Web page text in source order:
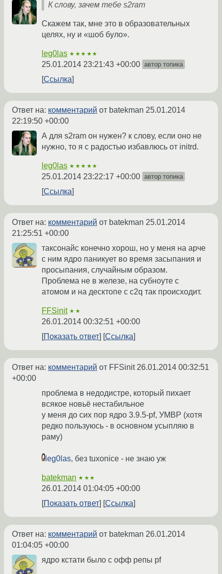
К слову, зачем тебе s2ram
Скажем так, мне это в образовательных
целях, ну и «шоб було».
leg0las ★★★★★
25.01.2014 23:21:43 +00:00 автор топика
Ссылка
Ответ на: комментарий от batekman 25.01.2014
22:19:50 +00:00
А для s2ram он нужен? к слову, если оно не
нужно, то я с радостью избавлюсь от initrd.
leg0las ★★★★★
25.01.2014 23:22:17 +00:00 автор топика
Ссылка
Ответ на: комментарий от batekman 25.01.2014
21:25:51 +00:00
таксонайс конечно хорош, но у меня на арче
с ним ядро паникует во время засыпания и
просыпания, случайным образом.
Проблема не в железе, на субноуте с
атомом и на десктопе с c2q так происходит.
FFSinit ★★
26.01.2014 00:32:51 +00:00
Показать ответ
Ссылка
Ответ на: комментарий от FFSinit26.01.2014 00:32:51
+00:00
проблема в недодистре, который пихает
всякое новьё нестабильное
у меня до сих пор ядро 3.9.5-pf, УМВР (хотя
редко пользуюсь - в основном усыпляю в
раму)
leg0las, без tuxonice - не знаю уж
batekman ★★★
26.01.2014 01:04:05 +00:00
Показать ответ
Ссылка
Ответ на: комментарий от batekman 26.01.2014
01:04:05 +00:00
ядро кстати было с офф репы pf